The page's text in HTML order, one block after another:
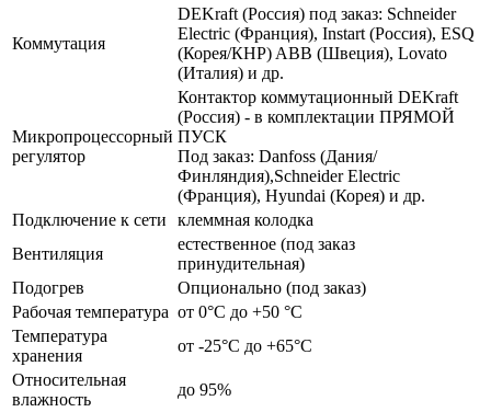
Коммутация
DEKraft (Россия) под заказ: Schneider
Electric (Франция), Instart (Россия), ESQ
(Корея/КНР) ABB (Швеция), Lovato
(Италия) и др.
Микропроцессорный
регулятор
Контактор коммутационный DEKraft
(Россия) - в комплектации ПРЯМОЙ
ПУСК
Под заказ: Danfoss (Дания/
Финляндия),Schneider Electric
(Франция), Hyundai (Корея) и др.
Подключение к сети
клеммная колодка
Вентиляция
естественное (под заказ
принудительная)
Подогрев
Опционально (под заказ)
Рабочая температура от 0°C до +50 °C
Температура
хранения
от -25°C до +65°C
Относительная
влажность
до 95%